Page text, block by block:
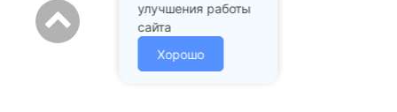
улучшения работы
сайта
Хорошо